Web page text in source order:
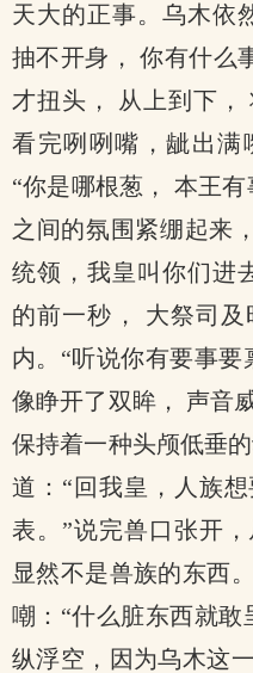
天大的正事。乌木依
抽不开身， 你有什么
才扭头， 从上到下，
看完咧咧嘴，龇出
“你是哪根葱， 本王
之间的氛围紧绷起来
统领，我皇叫你们进
的前一秒， 大祭司
内。“听说你有要事
像睁开了双眸， 声音
保持着一种头颅低垂
道：“回我皇，人族
表。”说完兽口张开
显然不是兽族的东西
嘲：“什么脏东西就
纵浮空，因为乌木这